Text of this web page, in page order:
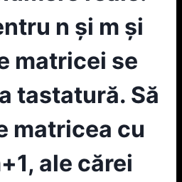
n şi m şi
matricei se
tastatură. Să
matricea cu
ale cărei